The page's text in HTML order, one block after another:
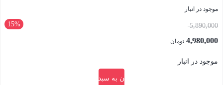
موجود در انبار
15% 5,890,000 قیمت
اصلی:
بود.
4,980,000 تومان
موجود در انبار
افزودن به سبد خرید